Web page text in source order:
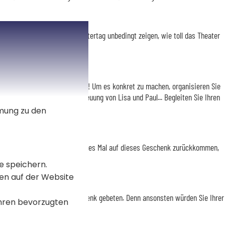
möchten ihr an diesen Muttertag unbedingt zeigen, wie toll das Theater
Arbeit dahinter stecken! Um es konkret zu machen, organisieren Sie
Sie sich um die Betreuung von Lisa und Paul... Begleiten Sie Ihren
Aber wenn Sie jedes Mal auf dieses Geschenk zurückkommen,
um dieses Geschenk gebeten. Denn ansonsten würden Sie Ihrer
zu den
speichern.
auf der Website
bevorzugten